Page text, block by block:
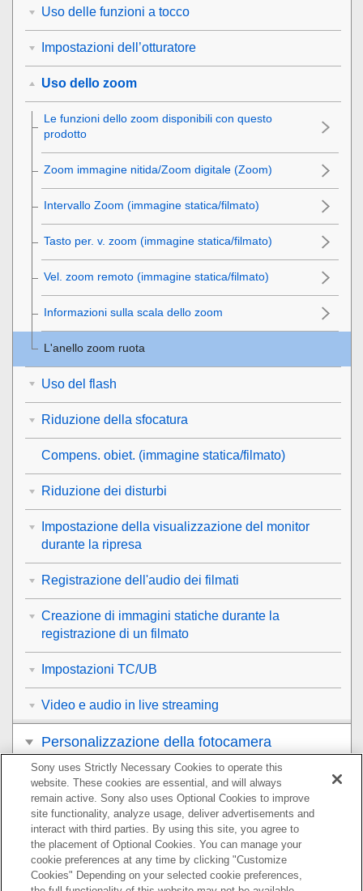
Uso delle funzioni a tocco
Impostazioni dell’otturatore
Uso dello zoom
Le funzioni dello zoom disponibili con questo
prodotto
Zoom immagine nitida/Zoom digitale (Zoom)
Intervallo Zoom (immagine statica/filmato)
Tasto per. v. zoom (immagine statica/filmato)
Vel. zoom remoto (immagine statica/filmato)
Informazioni sulla scala dello zoom
L'anello zoom ruota
Uso del flash
Riduzione della sfocatura
Compens. obiet. (immagine statica/filmato)
Riduzione dei disturbi
Impostazione della visualizzazione del monitor
durante la ripresa
Registrazione dell'audio dei filmati
Creazione di immagini statiche durante la
registrazione di un filmato
Impostazioni TC/UB
Video e audio in live streaming
Personalizzazione della fotocamera
Visualizzazione
Modifica delle impostazioni della fotocamera
Funzioni disponibili con uno smartphone
Uso di un computer
Sony uses Strictly Necessary Cookies to operate this
website. These cookies are essential, and will always
remain active. Sony also uses Optional Cookies to improve
site functionality, analyze usage, deliver advertisements and
interact with third parties. By using this site, you agree to
the placement of Optional Cookies. You can manage your
cookie preferences at any time by clicking "Customize
Cookies" Depending on your selected cookie preferences,